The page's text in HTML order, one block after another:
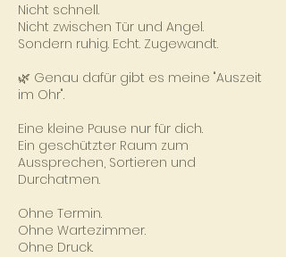
Nicht schnell.
Nicht zwischen Tür und Angel.
Sondern ruhig. Echt. Zugewandt.
🌿 Genau dafür gibt es meine "Auszeit
im Ohr".
Eine kleine Pause nur für dich.
Ein geschützter Raum zum
Aussprechen, Sortieren und
Durchatmen.
Ohne Termin.
Ohne Wartezimmer.
Ohne Druck.